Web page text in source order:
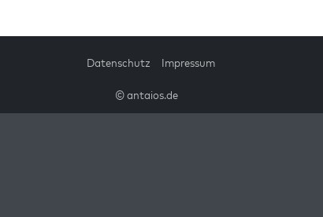
Datenschutz Impressum
© antaios.de